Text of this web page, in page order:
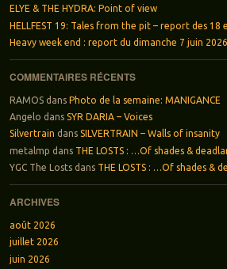
ELYE & THE HYDRA: Point of view
HELLFEST 19: Tales from the pit – report des 18
Heavy week end : report du dimanche 7 juin 2026
COMMENTAIRES RÉCENTS
RAMOSdans Photo de la semaine: MANIGANCE
Angelo dans SYR DARIA – Voices
Silvertrain dans SILVERTRAIN – Walls of insanity
metalmp dans THE LOSTS : …Of shades &
YGC The Lostsdans THE LOSTS : …Of shades &
ARCHIVES
août 2026
juillet 2026
juin 2026